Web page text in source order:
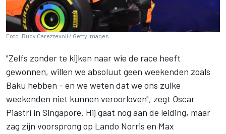
Foto: Rudy Carezzevoli / Getty Images
"Zelfs zonder te kijken naar wie de race heeft
gewonnen, willen we absoluut geen weekenden zoals
Baku hebben - en we weten dat we ons zulke
weekenden niet kunnen veroorloven", zegt Oscar
Piastri in Singapore. Hij gaat nog aan de leiding, maar
zag zijn voorsprong op Lando Norris en Max